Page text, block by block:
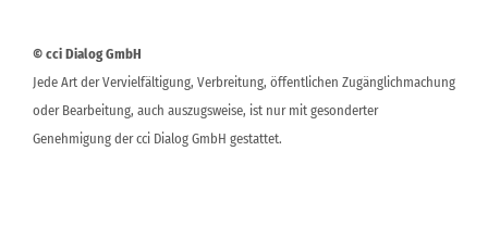
© cci Dialog GmbH
Jede Art der Vervielfältigung, Verbreitung, öffentlichen Zugänglichmachung
oder Bearbeitung, auch auszugsweise, ist nur mit gesonderter
Genehmigung der cci Dialog GmbH gestattet.